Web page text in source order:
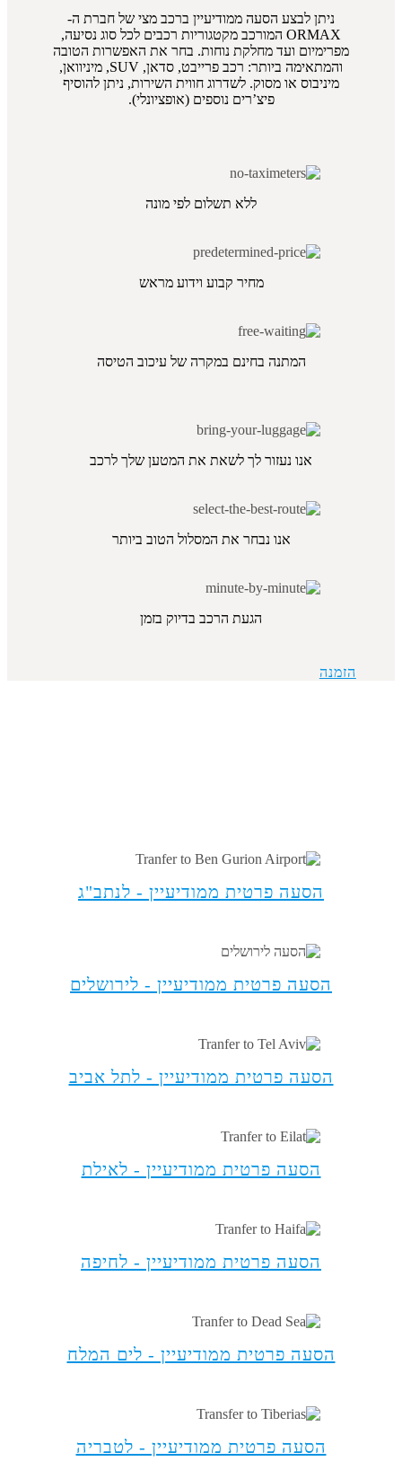
ניתן לבצע הסעה ממודיעיין ברכב מצי של חברת ה-
ORMAX המורכב מקטגוריות רכבים לכל סוג נסיעה,
מפרימיום ועד מחלקת נוחות. בחר את האפשרות הטובה
והמתאימה ביותר: רכב פרייבט, סדאן, SUV, מיניוואן,
מיניבוס או מסוק. לשדרוג חווית השירות, ניתן להוסיף
פיצ’רים נוספים (אופציונלי).
ללא תשלום לפי מונה
מחיר קבוע וידוע מראש
המתנה בחינם במקרה של עיכוב הטיסה
אנו נעזור לך לשאת את המטען שלך לרכב
אנו נבחר את המסלול הטוב ביותר
הגעת הרכב בדיוק בזמן
הזמנה
הסעה פרטית ממודיעיין - לנתב"ג
הסעה פרטית ממודיעיין - לירושלים
הסעה פרטית ממודיעיין - לתל אביב
הסעה פרטית ממודיעיין - לאילת
הסעה פרטית ממודיעיין - לחיפה
הסעה פרטית ממודיעיין - לים המלח
הסעה פרטית ממודיעיין - לטבריה